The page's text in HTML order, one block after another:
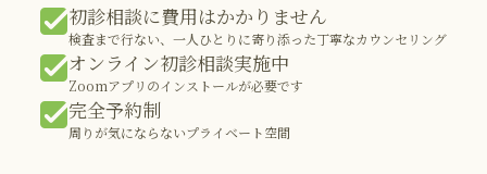
初診相談に費用はかかりません
検査まで行ない、一人ひとりに寄り添った丁寧なカウンセリング
オンライン初診相談実施中
Zoomアプリのインストールが必要です
完全予約制
周りが気にならないプライベート空間